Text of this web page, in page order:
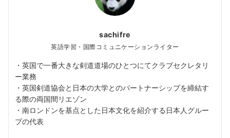
sachifre
英語学習・国際コミュニケーションライター
・英国で一番大きな剣道道場のひとつにてクラブセクレタリ
ー業務
・英国剣道協会と日本の大学とのパートナーシップを締結す
る際の両国間リエゾン
・南ロンドンを基点とした日本文化を紹介する日本人グルー
プの代表